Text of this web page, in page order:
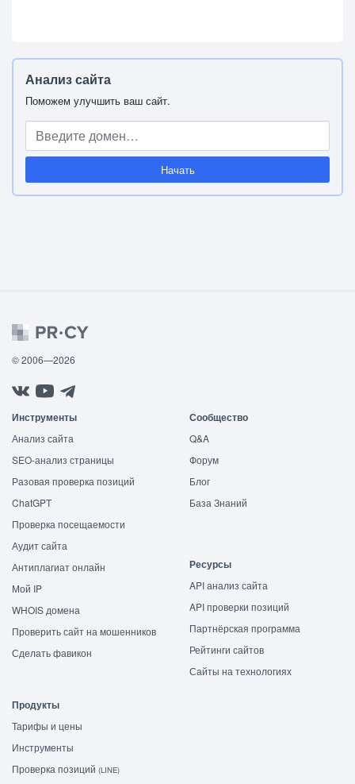
Анализ сайта
Поможем улучшить ваш сайт.
Начать
© 2006—2026
Инструменты
Анализ сайта
SEO-анализ страницы
Разовая проверка позиций
ChatGPT
Проверка посещаемости
Аудит сайта
Антиплагиат онлайн
Мой IP
WHOIS домена
Проверить сайт на мошенников
Сделать фавикон
Сообщество
Q&A
Форум
Блог
База Знаний
Ресурсы
API анализ сайта
API проверки позиций
Партнёрская программа
Рейтинги сайтов
Сайты на технологиях
Продукты
Тарифы и цены
Инструменты
Проверка позиций (LINE)